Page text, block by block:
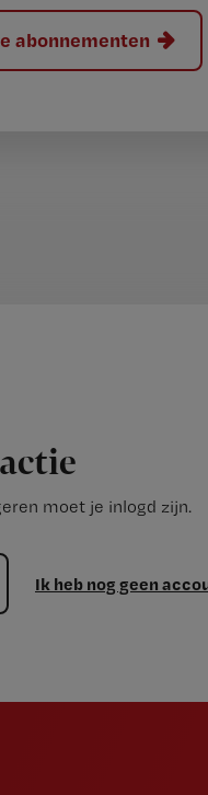
abonnementen
moet je inlogd zijn.
Ik heb nog geen